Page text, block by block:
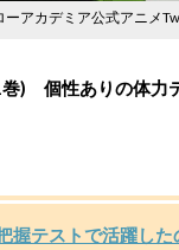
ーアカデミア公式アニメ
) 個性ありの体力
握テストで活躍した